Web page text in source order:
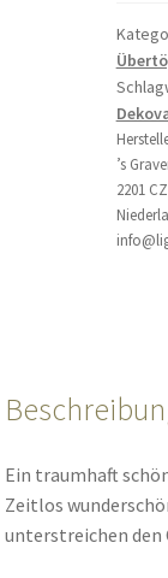
’s
2201
Ein traumhaft
Zeitlos
unterstreichen den